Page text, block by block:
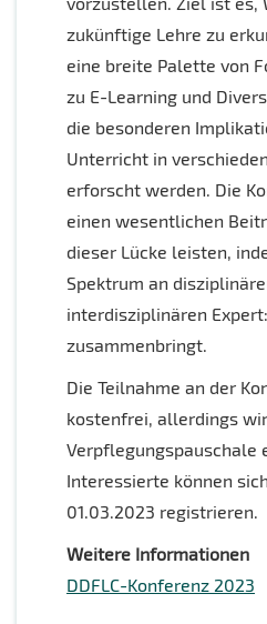
zukünftige Lehre zu
eine breite Palette von
zu E-Learning und
die besonderen
Unterricht in
erforscht werden. Die
einen wesentlichen
dieser Lücke leisten,
Spektrum an
interdisziplinären
zusammenbringt.
Die Teilnahme an der
kostenfrei, allerdings
Verpflegungspauschale
Interessierte können
01.03.2023 registrieren.
Weitere Informationen
DDFLC-Konferenz 2023